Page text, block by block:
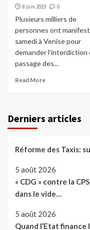
8 juin 2019 0
Plusieurs milliers de
personnes ont
samedi à Venise pour
demander l’interdiction
passage des...
Read More
Derniers articles
Réforme des Taxis:
5 août 2026
« CDG » contre la
dans le vide…
5 août 2026
Quand l’Etat